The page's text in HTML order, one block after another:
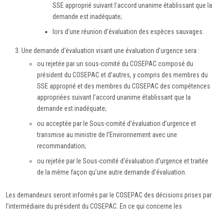
SSE approprié suivant l’accord unanime établissant que la
demande est inadéquate;
lors d’une réunion d’évaluation des espèces sauvages.
Une demande d’évaluation visant une évaluation d’urgence sera :
ou rejetée par un sous-comité du COSEPAC composé du
président du COSEPAC et d’autres, y compris des membres du
SSE approprié et des membres du COSEPAC des compétences
appropriées suivant l’accord unanime établissant que la
demande est inadéquate;
ou acceptée par le Sous-comité d’évaluation d’urgence et
transmise au ministre de l’Environnement avec une
recommandation;
ou rejetée par le Sous-comité d’évaluation d’urgence et traitée
de la même façon qu’une autre demande d’évaluation.
Les demandeurs seront informés par le COSEPAC des décisions prises par
l’intermédiaire du président du COSEPAC. En ce qui concerne les